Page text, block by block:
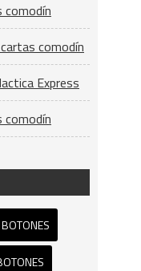
comodín
comodín
Express
comodín
BOTONES